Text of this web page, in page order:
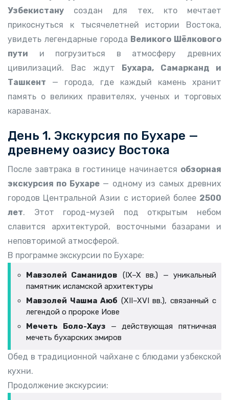
Узбекистану создан для тех, кто мечтает
прикоснуться к тысячелетней истории Востока,
увидеть легендарные города Великого Шёлкового
пути и погрузиться в атмосферу древних
цивилизаций. Вас ждут Бухара, Самарканд и
Ташкент — города, где каждый камень хранит
память о великих правителях, ученых и торговых
караванах.
День 1. Экскурсия по Бухаре —
древнему оазису Востока
После завтрака в гостинице начинается обзорная
экскурсия по Бухаре— одному из самых древних
городов Центральной Азии с историей более 2500
лет. Этот город-музей под открытым небом
славится архитектурой, восточными базарами и
неповторимой атмосферой.
В программе экскурсии по Бухаре:
Мавзолей Саманидов (IX–X вв.) — уникальный
памятник исламской архитектуры
Мавзолей Чашма Аюб (XII–XVI вв.), связанный с
легендой о пророке Иове
Мечеть Боло-Хауз— действующая пятничная
мечеть бухарских эмиров
Обед в традиционной чайхане с блюдами узбекской
кухни.
Продолжение экскурсии: